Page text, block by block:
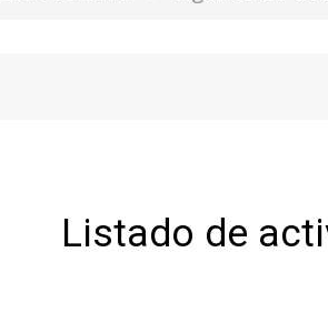
Listado de